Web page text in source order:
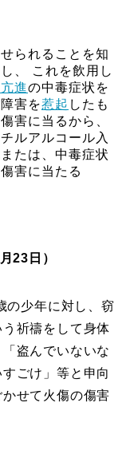
られることを知
、 これを飲用し
亢進の中毒症状を
害を惹起 したも
害に当るから、
ルアルコール入
たは、中毒症状
害に当たる
23日）
の少年に対し、窃
祈禱をして身体
盗んでいないな
ごけ」等と申向
せて火傷の傷害